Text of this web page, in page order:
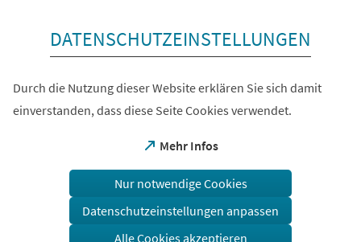
DATENSCHUTZEINSTELLUNGEN
Durch die Nutzung dieser Website erklären Sie sich damit
einverstanden, dass diese Seite Cookies verwendet.
Mehr Infos
(Öffnet
einem
Tab)
Nur notwendige Cookies
Datenschutzeinstellungen anpassen
Alle Cookies akzeptieren